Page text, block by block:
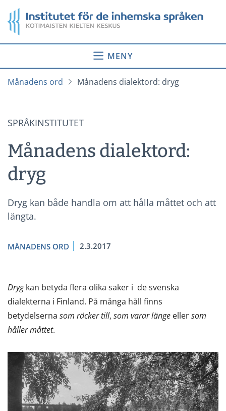
till
innehåll
Startsida
MENY
Månadens ord Månadens dialektord: dryg
SPRÅKINSTITUTET
Månadens dialektord:
dryg
Dryg kan både handla om att hålla måttet och att
längta.
MÅNADENS ORD 2.3.2017
Drygkan betyda flera olika saker i de svenska
dialekterna i Finland. På många håll finns
betydelserna som räcker till, som varar länge ellersom
håller måttet.